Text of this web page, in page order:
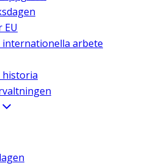
EU
internationella arbete
historia